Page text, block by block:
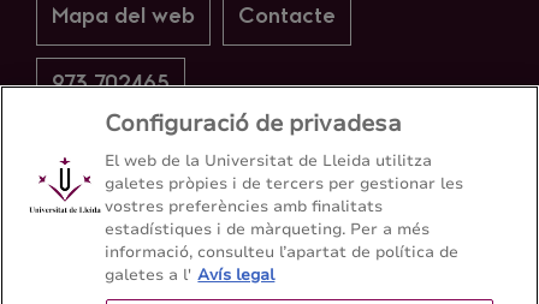
Mapa del web Contacte
973 702465
Configuració de privadesa
El web de la Universitat de Lleida utilitza
galetes pròpies i de tercers per gestionar les
vostres preferències amb finalitats
estadístiques i de màrqueting. Per a més
informació, consulteu l’apartat de política de
galetes a l' Avís legal